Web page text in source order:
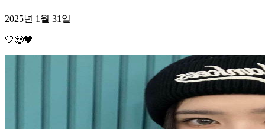
2025년 1월 31일
🤍😎🖤